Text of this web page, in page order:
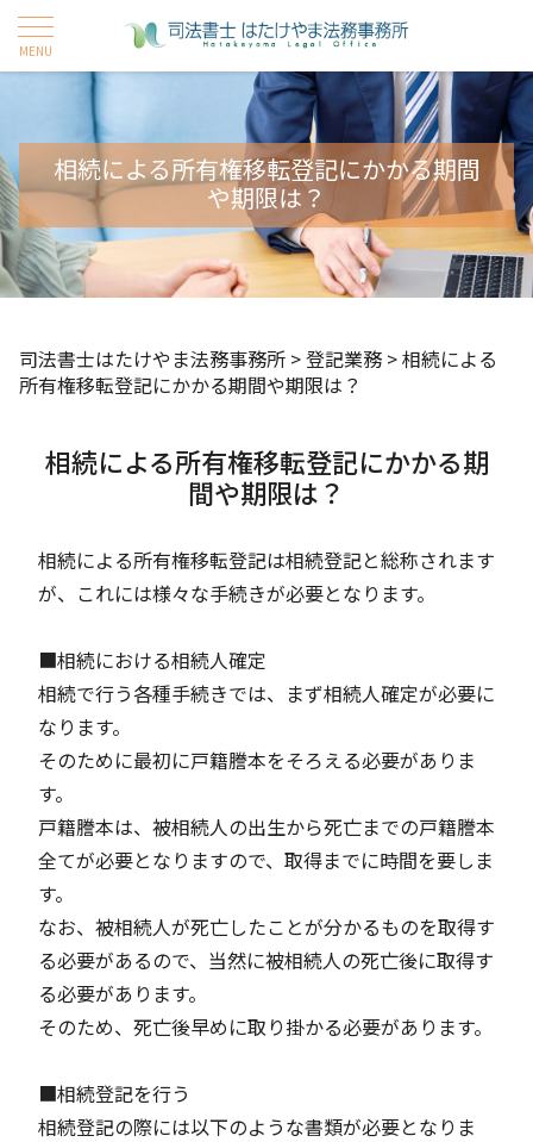
相続による所有権移転登記にかかる期間
や期限は？
司法書士はたけやま法務事務所 >登記業務 >相続による
所有権移転登記にかかる期間や期限は？
相続による所有権移転登記にかかる期
間や期限は？
相続による所有権移転登記は相続登記と総称されます
が、これには様々な手続きが必要となります。
■相続における相続人確定
相続で行う各種手続きでは、まず相続人確定が必要に
なります。
そのために最初に戸籍謄本をそろえる必要がありま
す。
戸籍謄本は、被相続人の出生から死亡までの戸籍謄本
全てが必要となりますので、取得までに時間を要しま
す。
なお、被相続人が死亡したことが分かるものを取得す
る必要があるので、当然に被相続人の死亡後に取得す
る必要があります。
そのため、死亡後早めに取り掛かる必要があります。
■相続登記を行う
相続登記の際には以下のような書類が必要となりま